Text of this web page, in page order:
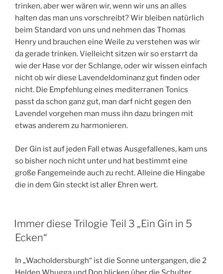
trinken, aber wer wären wir, wenn wir uns an alles
halten das man uns vorschreibt? Wir bleiben natürlich
beim Standard von uns und nehmen das Thomas
Henry und brauchen eine Weile zu verstehen was wir
da gerade trinken. Vielleicht sitzen wir so erstarrt da
wie der Hase vor der Schlange, oder wir wissen einfach
nicht ob wir diese Lavendeldominanz gut finden oder
nicht. Die Empfehlung eines mediterranen Tonics
passt da schon ganz gut, man darf nicht gegen den
Lavendel vorgehen man muss ihn dazu bringen mit
etwas anderem zu harmonieren.
Der Gin ist auf jeden Fall etwas Ausgefallenes, kam uns
so bisher noch nicht unter und hat bestimmt eine
große Fangemeinde auch zu recht. Alleine die Hingabe
die in dem Gin steckt ist aller Ehren wert.
Immer diese Trilogie Teil 3 „Ein Gin in 5
Ecken“
In „Wacholdersburgh“ ist die Sonne untergangen, die 2